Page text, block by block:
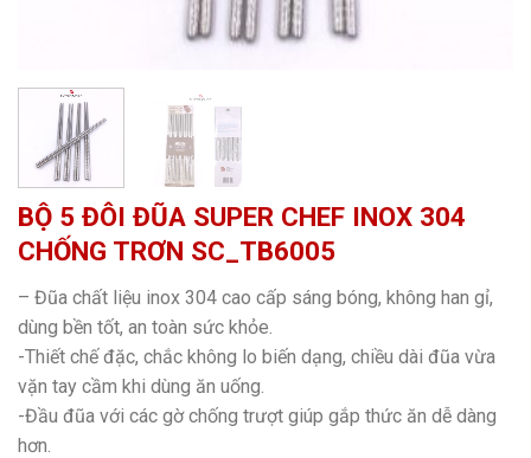
BỘ 5 ĐÔI ĐŨA SUPER CHEF INOX 304
CHỐNG TRƠN SC_TB6005
– Đũa chất liệu inox 304 cao cấp sáng bóng, không han gỉ,
dùng bền tốt, an toàn sức khỏe.
-Thiết chế đặc, chắc không lo biến dạng, chiều dài đũa vừa
vặn tay cầm khi dùng ăn uống.
-Đầu đũa với các gờ chống trượt giúp gắp thức ăn dễ dàng
hơn.